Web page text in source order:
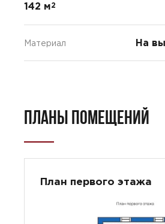
142 м2
Материал На
ПЛАНЫ ПОМЕЩЕНИЙ
План первого этажа